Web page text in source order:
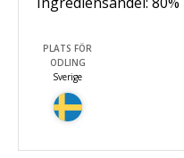
PLATS FÖR
ODLING
Sverige